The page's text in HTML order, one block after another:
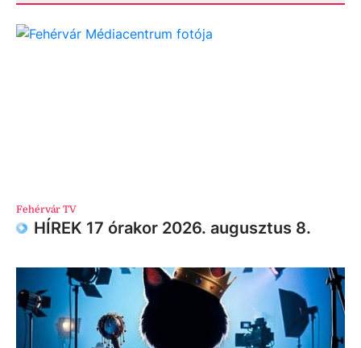
Fehérvár TV
HÍREK 17 órakor 2026. augusztus 8.